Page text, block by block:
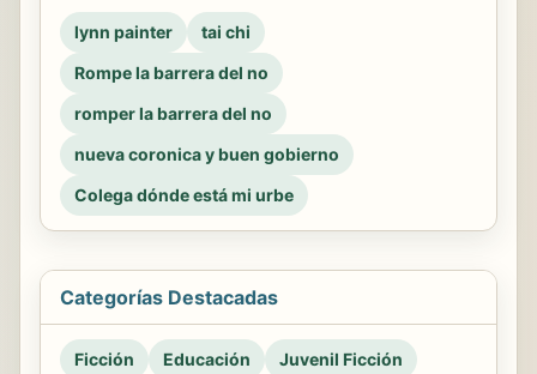
lynn painter
tai chi
Rompe la barrera del no
romper la barrera del no
nueva coronica y buen gobierno
Colega dónde está mi urbe
Categorías Destacadas
Ficción Educación Juvenil Ficción